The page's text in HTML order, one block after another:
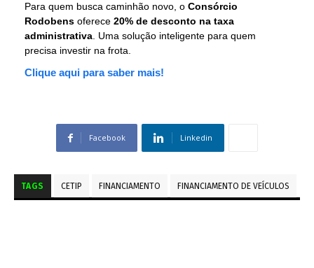
Para quem busca caminhão novo, o Consórcio
Rodobens oferece 20% de desconto na taxa
administrativa . Uma solução inteligente para quem
precisa investir na frota.
Clique aqui para saber mais!
Facebook Linkedin
TAGS CETIP FINANCIAMENTO FINANCIAMENTO DE VEÍCULOS